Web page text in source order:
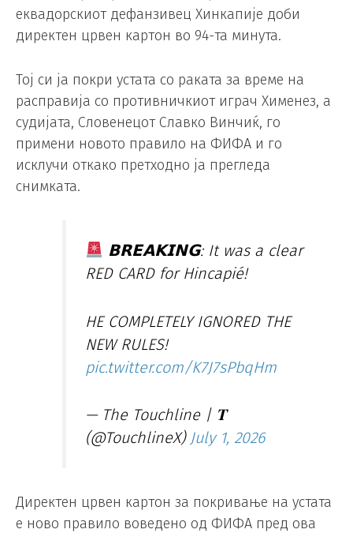
еквадорскиот дефанзивец Хинкапије доби
директен црвен картон во 94-та минута.
Тој си ја покри устата со раката за време на
расправија со противничкиот играч Хименез, а
судијата, Словенецот Славко Винчиќ, го
примени новото правило на ФИФА и го
исклучи откако претходно ја прегледа
снимката.
𝗕𝗥𝗘𝗔𝗞𝗜𝗡𝗚: It was a clear
RED CARD for Hincapié!
HE COMPLETELY IGNORED THE
NEW RULES!
pic.twitter.com/K7J7sPbqHm
— The Touchline | 𝐓
(@TouchlineX) July 1, 2026
Директен црвен картон за покривање на устата
е ново правило воведено од ФИФА пред ова